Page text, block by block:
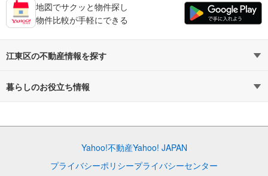
地図でサクッと物件探し
物件比較が手軽にできる
江東区の不動産情報を探す
不動産・住宅
中古一戸建て
暮らしのお役立ち情報
Yahoo!不動産Yahoo! JAPAN
プライバシーポリシープライバシーセンター